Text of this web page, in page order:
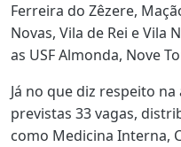
Ferreira do Zêzere,
Novas, Vila de Rei e Vila
as USF Almonda, Nove
Já no que diz respeito
previstas 33 vagas,
como Medicina Interna,